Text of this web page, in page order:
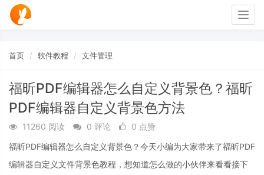
首页 软件教程 文件管理
福昕PDF编辑器怎么自定义背景色？福昕
PDF编辑器自定义背景色方法
11260 阅读 0 评论
0 点赞
福昕PDF编辑器怎么自定义背景色？今天小编为大家带来了福昕PDF
编辑器自定义文件背景色教程，想知道怎么做的小伙伴来看看接下